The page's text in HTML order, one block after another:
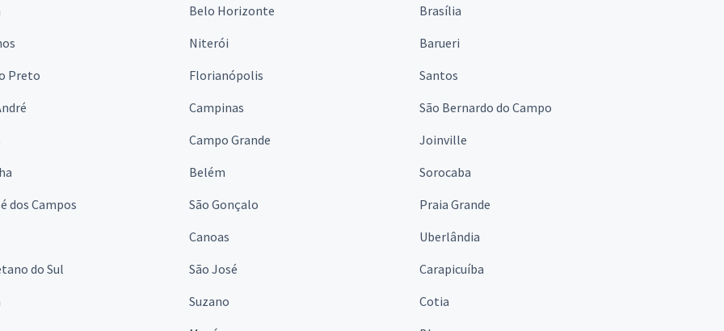
Belo Horizonte
Brasília
Niterói
Barueri
Preto Florianópolis
Santos
Campinas
São Bernardo do Campo
Campo Grande
Joinville
Belém
Sorocaba
dos Campos São Gonçalo
Praia Grande
Canoas
Uberlândia
do Sul São José
Carapicuíba
Suzano
Cotia